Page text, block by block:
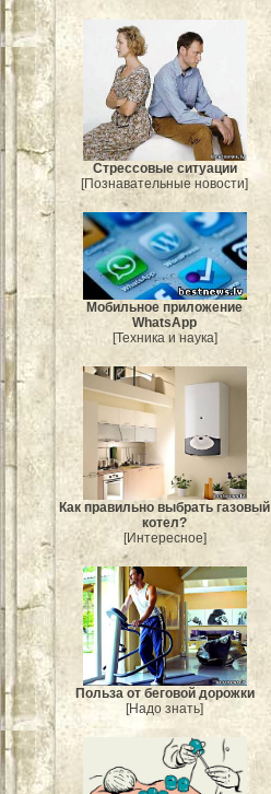
Стрессовые ситуации
[Познавательные новости]
Мобильное приложение
WhatsApp
[Техника и наука]
Как правильно выбрать газовый
котел?
[Интересное]
Польза от беговой дорожки
[Надо знать]